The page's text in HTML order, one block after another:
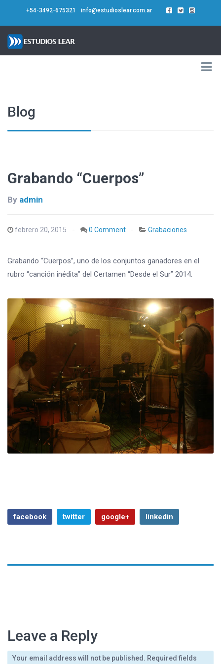
+54-3492-675321 info@estudioslear.com.ar
Blog
Grabando “Cuerpos”
By admin
febrero 20, 2015 0 Comment Grabaciones
Grabando “Cuerpos”, uno de los conjuntos ganadores en el
rubro “canción inédita” del Certamen “Desde el Sur” 2014.
facebook twitter google+ linkedin
febrero 15, 2015 By admin
Leave a Reply
Your email address will not be published. Required fields